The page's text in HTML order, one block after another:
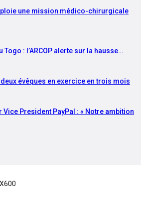
une mission médico-chirurgicale
: l’ARCOP alerte sur la hausse…
évêques en exercice en trois mois
Vice President PayPal : « Notre ambition